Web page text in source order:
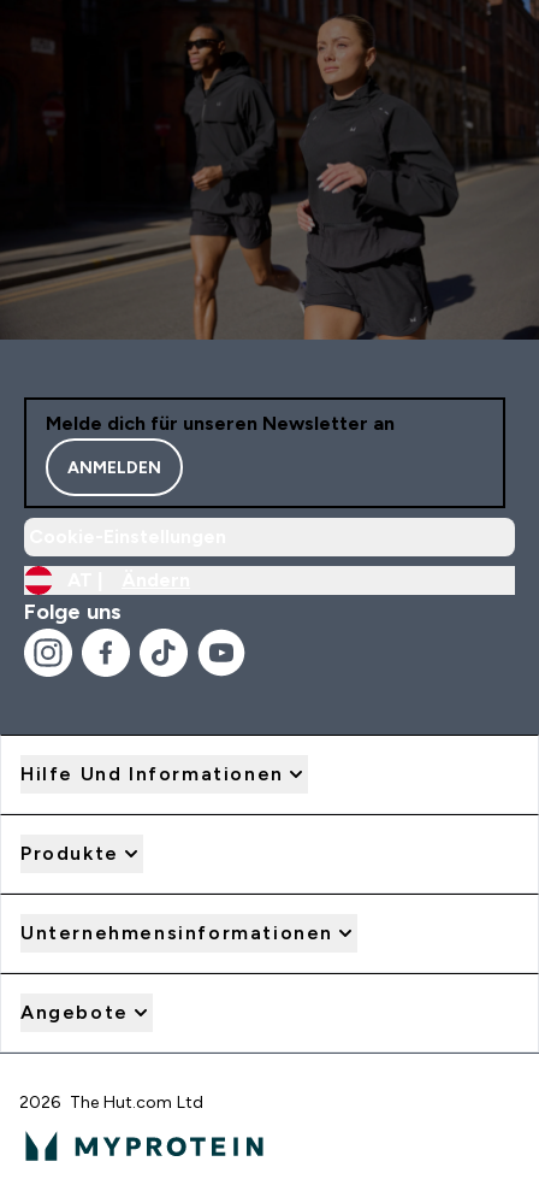
Melde dich für unseren Newsletter an
ANMELDEN
Folge uns
Hilfe Und Informationen
Produkte
Unternehmensinformationen
Angebote
2026 The Hut.com Ltd